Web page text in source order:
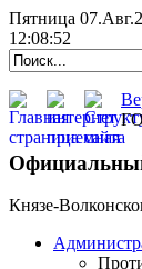
Пятница
12:08:53
Князе-